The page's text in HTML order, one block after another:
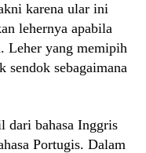
karena ular ini
lehernya apabila
Leher yang memipih
sendok sebagaimana
dari bahasa Inggris
Portugis. Dalam